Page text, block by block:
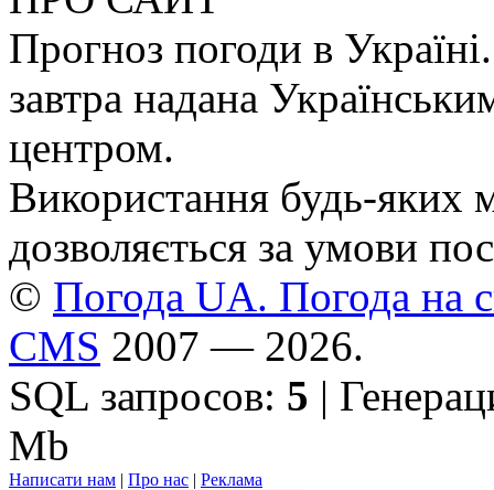
Прогноз погоди в
завтра надана
центром.
Використання будь-яких
дозволяється за умови
© Погода UA. Погода на
CMS 2007 — 2026.
SQL запросов: 5 |
Mb
Написати нам | Про нас | Реклама